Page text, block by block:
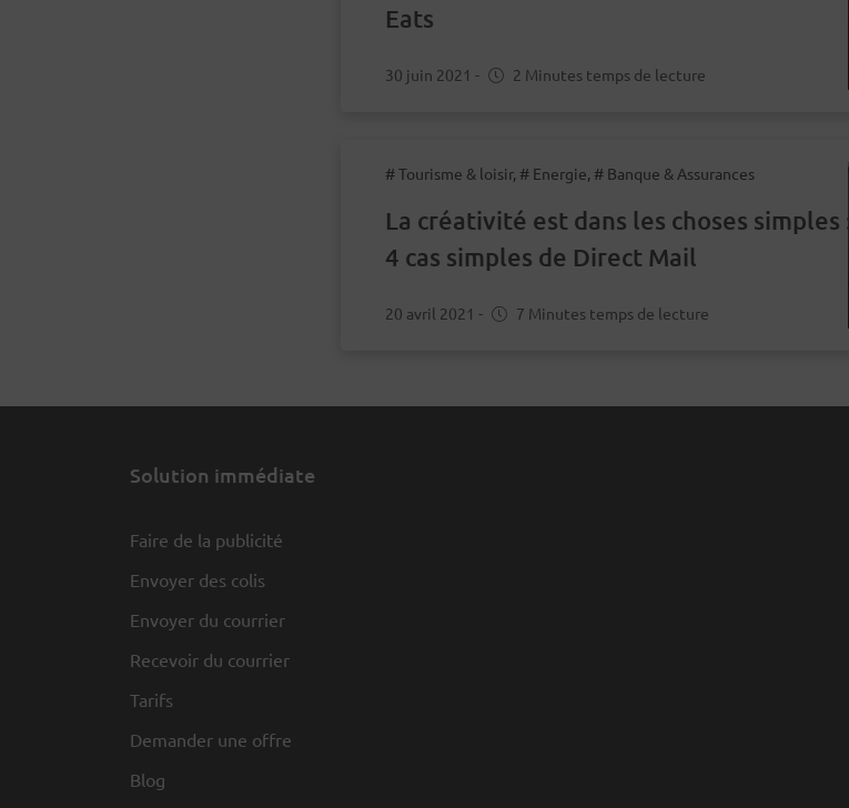
Eats
30 juin 2021 - 2 Minutes temps de lecture
# Tourisme & loisir, # Energie, # Banque & Assurances
La créativité est dans les choses simples :
4 cas simples de Direct Mail
20 avril 2021 - 7 Minutes temps de lecture
Solution immédiate
Faire de la publicité
Envoyer des colis
Envoyer du courrier
Recevoir du courrier
Tarifs
Demander une offre
Blog